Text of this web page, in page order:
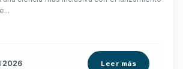
2026 Leer más